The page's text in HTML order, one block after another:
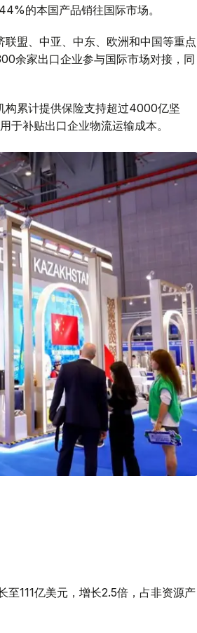
的本国产品销往国际市场。
盟、中亚、中东、欧洲和中国等重点
余家出口企业参与国际市场对接，同
构累计提供保险支持超过4000亿坚
于补贴出口企业物流运输成本。
111亿美元，增长2.5倍，占非资源产